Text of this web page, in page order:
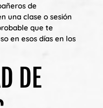
de
una clase o sesión
que te
en esos días en los
DE